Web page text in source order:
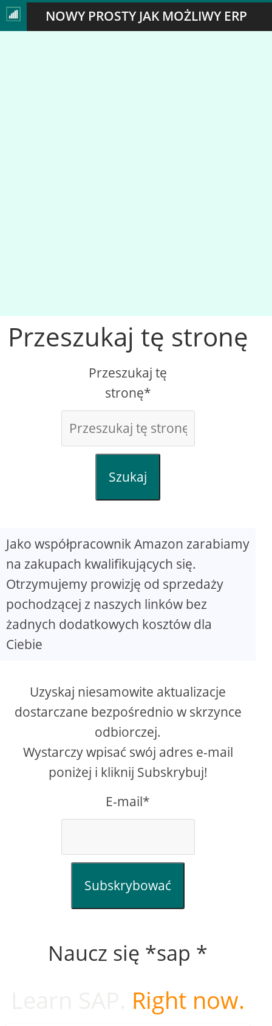
NOWY PROSTY JAK MOŻLIWY ERP
Przeszukaj tę stronę
Przeszukaj tę
stronę*
Szukaj
Jako współpracownik Amazon zarabiamy
na zakupach kwalifikujących się.
Otrzymujemy prowizję od sprzedaży
pochodzącej z naszych linków bez
żadnych dodatkowych kosztów dla
Ciebie
Uzyskaj niesamowite aktualizacje
dostarczane bezpośrednio w skrzynce
odbiorczej.
Wystarczy wpisać swój adres e-mail
poniżej i kliknij Subskrybuj!
E-mail*
Subskrybować
Naucz się *sap *
Right now.